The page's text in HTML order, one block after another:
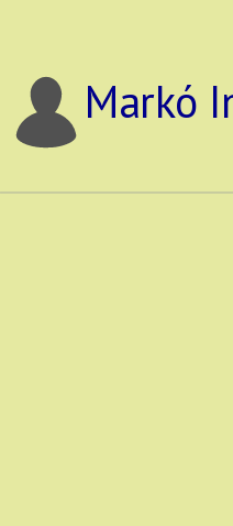
Markó